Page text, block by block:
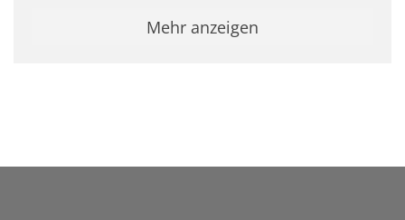
Mehr anzeigen